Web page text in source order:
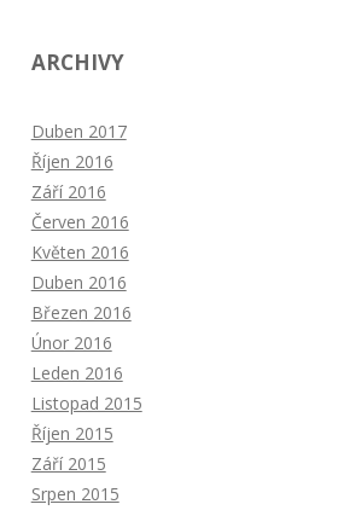
ARCHIVY
Duben 2017
Říjen 2016
Září 2016
Červen 2016
Květen 2016
Duben 2016
Březen 2016
Únor 2016
Leden 2016
Listopad 2015
Říjen 2015
Září 2015
Srpen 2015